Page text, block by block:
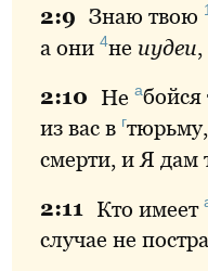
2:9 Знаю твою
а они 4не иудеи,
2:10 Не абойся
из вас в гтюрьму
смерти, и Я дам
2:11 Кто имеет
случае не